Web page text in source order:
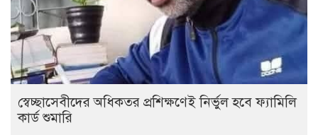
স্বেচ্ছাসেবীদের অধিকতর প্রশিক্ষণেই নির্ভুল হবে ফ্যামিলি
কার্ড শুমারি